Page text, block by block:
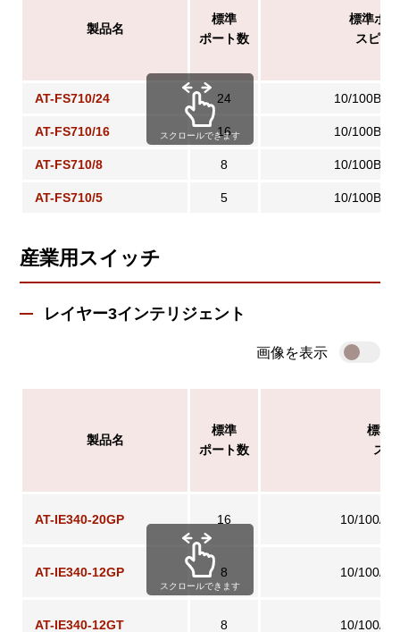
製品名
標準
ポート数
標準ポ
スピー
AT-FS710/24 24 10/
AT-FS710/16 16 10/
AT-FS710/8 8 10/
AT-FS710/5 5 10/
スクロールできます
産業用スイッチ
レイヤー3インテリジェント
画像を表示
製品名
標準
ポート数
標準
ス
AT-IE340-20GP 16 10/100/
AT-IE340-12GP 8 10/100/
AT-IE340-12GT 8 10/100/
スクロールできます